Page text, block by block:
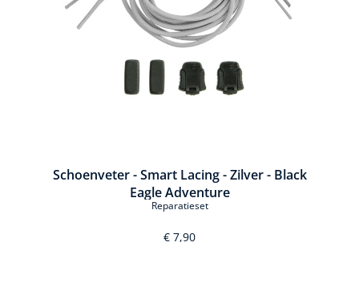
Schoenveter - Smart Lacing - Zilver - Black
Eagle Adventure
Reparatieset
€ 7,90